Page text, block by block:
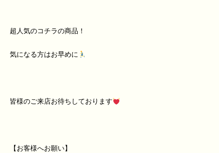
超人気のコチラの商品！
気になる方はお早めに
皆様のご来店お待ちしております
【お客様へお願い】